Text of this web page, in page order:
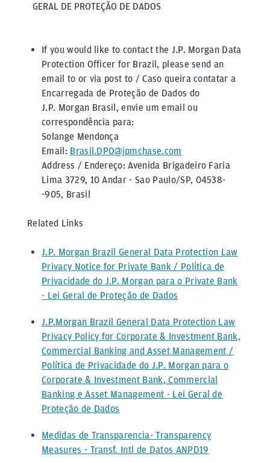
GERAL DE PROTEÇÃO DE DADOS
If you would like to contact the J.P. Morgan Data
Protection Officer for Brazil, please send an
email to or via post to / Caso queira contatar a
Encarregada de Proteção de Dados do
J.P. Morgan Brasil, envie um email ou
correspondência para:
Solange Mendonça
Email: Brasil.DPO@jpmchase.com
Address / Endereço: Avenida Brigadeiro Faria
Lima 3729, 10 Andar - Sao Paulo/SP, 04538-
-905, Brasil
Related Links
J.P. Morgan Brazil General Data Protection Law
Privacy Notice for Private Bank / Política de
Privacidade do J.P. Morgan para o Private Bank
- Lei Geral de Proteção de Dados
J.P.Morgan Brazil General Data Protection Law
Privacy Policy for Corporate & Investment Bank,
Commercial Banking and Asset Management /
Política de Privacidade do J.P. Morgan para o
Corporate & Investment Bank, Commercial
Banking e Asset Management - Lei Geral de
Proteção de Dados
Medidas de Transparencia- Transparency
Measures - Transf. Intl de Datos ANPD19